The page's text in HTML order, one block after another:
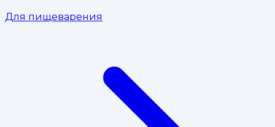
Для пищеварения